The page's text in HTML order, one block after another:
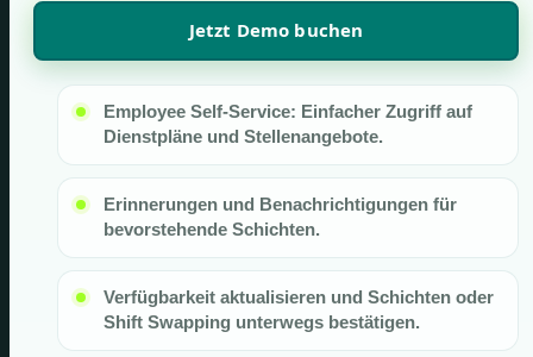
Jetzt Demo buchen
Employee Self-Service: Einfacher Zugriff auf
Dienstpläne und Stellenangebote.
Erinnerungen und Benachrichtigungen für
bevorstehende Schichten.
Verfügbarkeit aktualisieren und Schichten oder
Shift Swapping unterwegs bestätigen.